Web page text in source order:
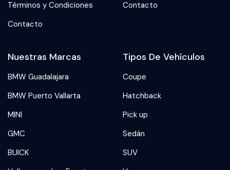
Términos y Condiciones
Contacto
Contacto
Nuestras Marcas
BMW Guadalajara
BMW Puerto Vallarta
MINI
GMC
BUICK
Tipos De Vehículos
Coupe
Hatchback
Pick up
Sedán
SUV